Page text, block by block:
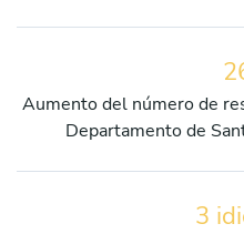
Aumento del número de
Departamento de
3